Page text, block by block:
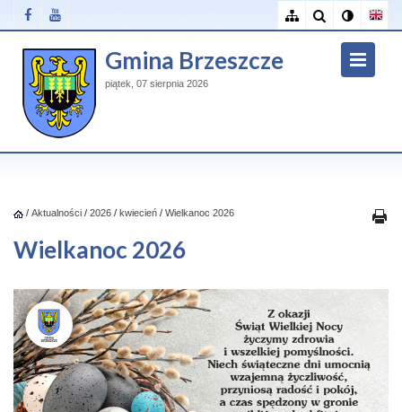
Gmina Brzeszcze
piątek, 07 sierpnia 2026
/ Aktualności / 2026 / kwiecień / Wielkanoc 2026
Wielkanoc 2026